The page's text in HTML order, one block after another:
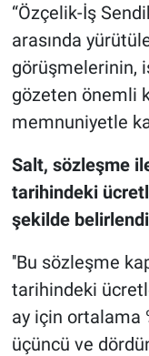
“Özçelik-İş
arasında
görüşmelerinin,
gözeten önemli
memnuniyetle
Salt, sözleşme
tarihindeki
şekilde
''Bu sözleşme
tarihindeki
ay için ortalama
üçüncü ve